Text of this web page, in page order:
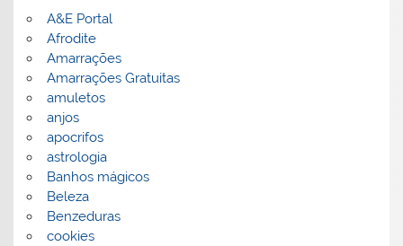
A&E Portal
Afrodite
Amarrações
Amarrações Gratuitas
amuletos
anjos
apocrifos
astrologia
Banhos mágicos
Beleza
Benzeduras
cookies